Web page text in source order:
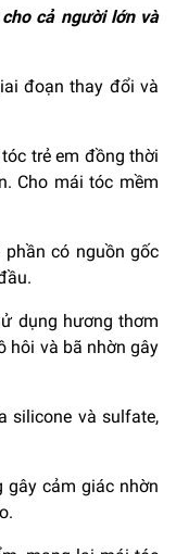
cả người lớn và
đoạn thay đổi và
trẻ em đồng thời
Cho mái tóc mềm
có nguồn gốc
dụng hương thơm
hôi và bã nhờn gây
silicone và sulfate,
gây cảm giác nhờn